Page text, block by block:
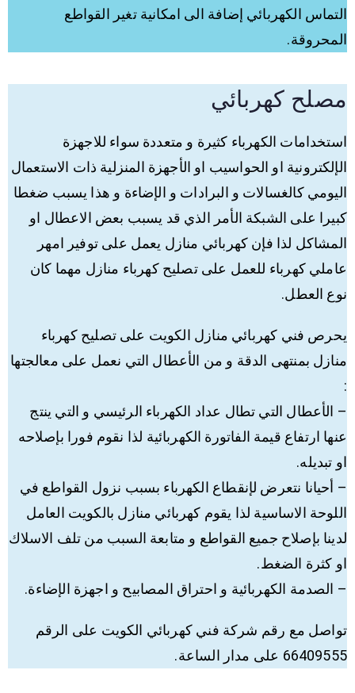
التماس الكهربائي إضافة الى امكانية تغير القواطع
المحروقة.
مصلح كهربائي
استخدامات الكهرباء كثيرة و متعددة سواء للاجهزة
الإلكترونية او الحواسيب او الأجهزة المنزلية ذات الاستعمال
اليومي كالغسالات و البرادات و الإضاءة و هذا يسبب ضغطا
كبيرا على الشبكة الأمر الذي قد يسبب بعض الاعطال او
المشاكل لذا فإن كهربائي منازل يعمل على توفير امهر
عاملي كهرباء للعمل على تصليح كهرباء منازل مهما كان
نوع العطل.
يحرص فني كهربائي منازل الكويت على تصليح كهرباء
منازل بمنتهى الدقة و من الأعطال التي نعمل على معالجتها
:
– الأعطال التي تطال عداد الكهرباء الرئيسي و التي ينتج
عنها ارتفاع قيمة الفاتورة الكهربائية لذا نقوم فورا بإصلاحه
او تبديله.
– أحيانا نتعرض لإنقطاع الكهرباء بسبب نزول القواطع في
اللوحة الاساسية لذا يقوم كهربائي منازل بالكويت العامل
لدينا بإصلاح جميع القواطع و متابعة السبب من تلف الاسلاك
او كثرة الضغط.
– الصدمة الكهربائية و احتراق المصابيح و اجهزة الإضاءة.
تواصل مع رقم شركة فني كهربائي الكويت على الرقم
66409555 على مدار الساعة.